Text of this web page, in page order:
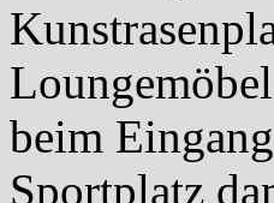
beim
Sportplatz